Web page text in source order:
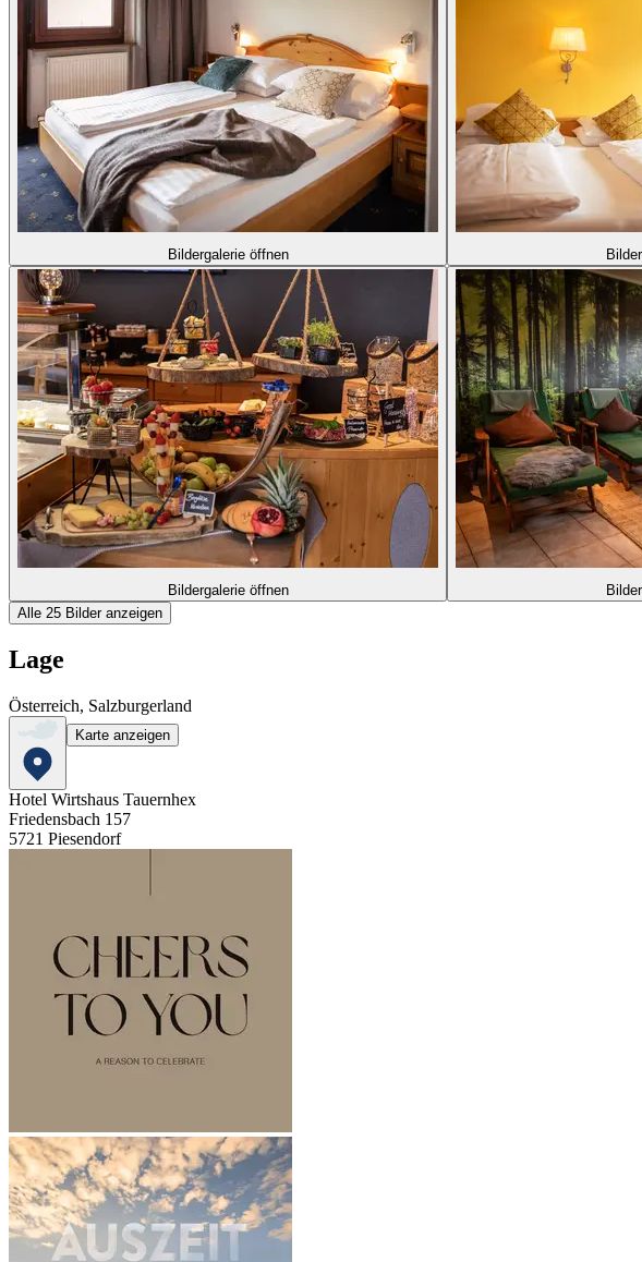
Bildergalerie öffnen
Bildergalerie öffnen
Alle 25 Bilder anzeigen
Lage
Österreich, Salzburgerland
Karte anzeigen
Hotel Wirtshaus Tauernhex
Friedensbach 157
5721 Piesendorf